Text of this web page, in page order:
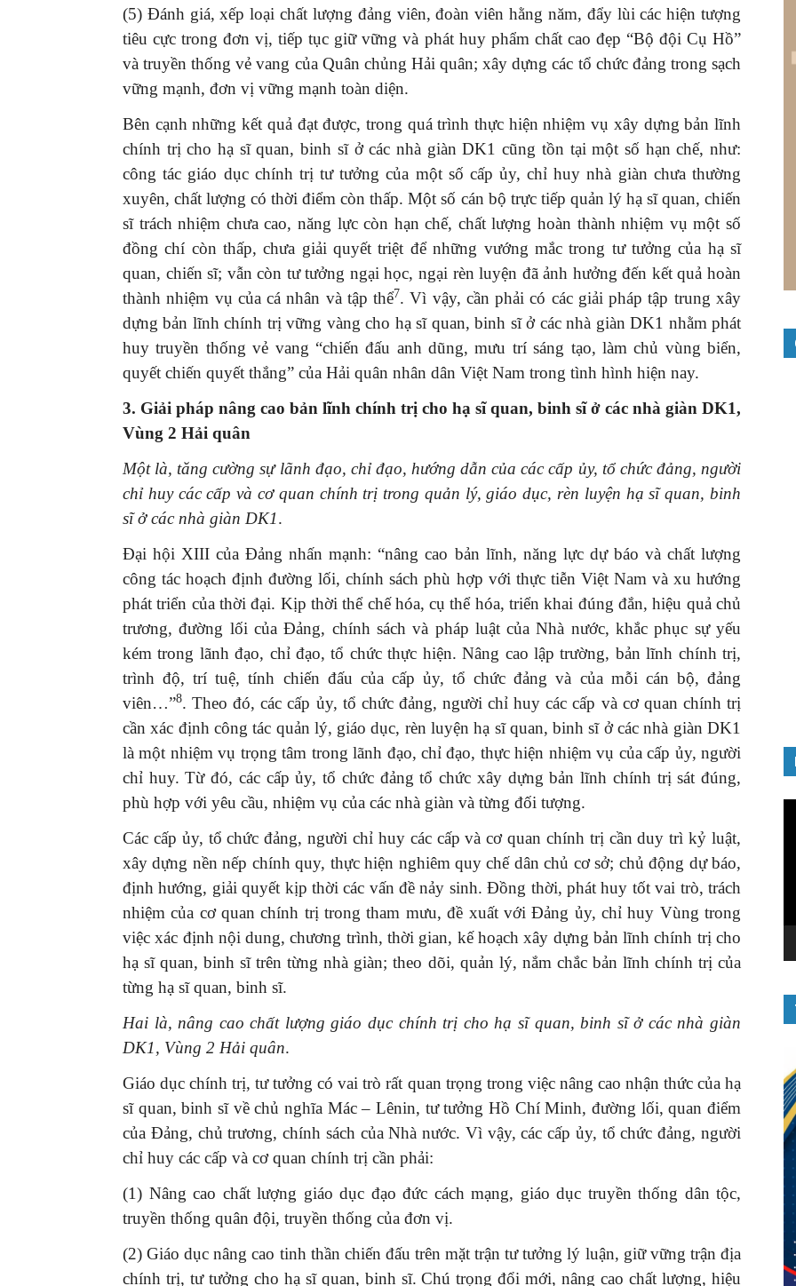
(5) Đánh giá, xếp loại chất lượng đảng viên, đoàn viên hằng năm, đẩy lùi các hiện tượng
tiêu cực trong đơn vị, tiếp tục giữ vững và phát huy phẩm chất cao đẹp “Bộ đội Cụ Hồ”
và truyền thống vẻ vang của Quân chủng Hải quân; xây dựng các tổ chức đảng trong sạch
vững mạnh, đơn vị vững mạnh toàn diện.
Bên cạnh những kết quả đạt được, trong quá trình thực hiện nhiệm vụ xây dựng bản lĩnh
chính trị cho hạ sĩ quan, binh sĩ ở các nhà giàn DK1 cũng tồn tại một số hạn chế, như:
công tác giáo dục chính trị tư tưởng của một số cấp ủy, chỉ huy nhà giàn chưa thường
xuyên, chất lượng có thời điểm còn thấp. Một số cán bộ trực tiếp quản lý hạ sĩ quan, chiến
sĩ trách nhiệm chưa cao, năng lực còn hạn chế, chất lượng hoàn thành nhiệm vụ một số
đồng chí còn thấp, chưa giải quyết triệt để những vướng mắc trong tư tưởng của hạ sĩ
quan, chiến sĩ; vẫn còn tư tưởng ngại học, ngại rèn luyện đã ảnh hưởng đến kết quả hoàn
thành nhiệm vụ của cá nhân và tập thể7. Vì vậy, cần phải có các giải pháp tập trung xây
dựng bản lĩnh chính trị vững vàng cho hạ sĩ quan, binh sĩ ở các nhà giàn DK1 nhằm phát
huy truyền thống vẻ vang “chiến đấu anh dũng, mưu trí sáng tạo, làm chủ vùng biển,
quyết chiến quyết thắng” của Hải quân nhân dân Việt Nam trong tình hình hiện nay.
3. Giải pháp nâng cao bản lĩnh chính trị cho hạ sĩ quan, binh sĩ ở các nhà giàn DK1,
Vùng 2 Hải quân
Một là, tăng cường sự lãnh đạo, chỉ đạo, hướng dẫn của các cấp ủy, tổ chức đảng, người
chỉ huy các cấp và cơ quan chính trị trong quản lý, giáo dục, rèn luyện hạ sĩ quan, binh
sĩ ở các nhà giàn DK1.
Đại hội XIII của Đảng nhấn mạnh: “nâng cao bản lĩnh, năng lực dự báo và chất lượng
công tác hoạch định đường lối, chính sách phù hợp với thực tiễn Việt Nam và xu hướng
phát triển của thời đại. Kịp thời thể chế hóa, cụ thể hóa, triển khai đúng đắn, hiệu quả chủ
trương, đường lối của Đảng, chính sách và pháp luật của Nhà nước, khắc phục sự yếu
kém trong lãnh đạo, chỉ đạo, tổ chức thực hiện. Nâng cao lập trường, bản lĩnh chính trị,
trình độ, trí tuệ, tính chiến đấu của cấp ủy, tổ chức đảng và của mỗi cán bộ, đảng
viên…”8. Theo đó, các cấp ủy, tổ chức đảng, người chỉ huy các cấp và cơ quan chính trị
cần xác định công tác quản lý, giáo dục, rèn luyện hạ sĩ quan, binh sĩ ở các nhà giàn DK1
là một nhiệm vụ trọng tâm trong lãnh đạo, chỉ đạo, thực hiện nhiệm vụ của cấp ủy, người
chỉ huy. Từ đó, các cấp ủy, tổ chức đảng tổ chức xây dựng bản lĩnh chính trị sát đúng,
phù hợp với yêu cầu, nhiệm vụ của các nhà giàn và từng đối tượng.
Các cấp ủy, tổ chức đảng, người chỉ huy các cấp và cơ quan chính trị cần duy trì kỷ luật,
xây dựng nền nếp chính quy, thực hiện nghiêm quy chế dân chủ cơ sở; chủ động dự báo,
định hướng, giải quyết kịp thời các vấn đề nảy sinh. Đồng thời, phát huy tốt vai trò, trách
nhiệm của cơ quan chính trị trong tham mưu, đề xuất với Đảng ủy, chỉ huy Vùng trong
việc xác định nội dung, chương trình, thời gian, kế hoạch xây dựng bản lĩnh chính trị cho
hạ sĩ quan, binh sĩ trên từng nhà giàn; theo dõi, quản lý, nắm chắc bản lĩnh chính trị của
từng hạ sĩ quan, binh sĩ.
Hai là, nâng cao chất lượng giáo dục chính trị cho hạ sĩ quan, binh sĩ ở các nhà giàn
DK1, Vùng 2 Hải quân.
Giáo dục chính trị, tư tưởng có vai trò rất quan trọng trong việc nâng cao nhận thức của hạ
sĩ quan, binh sĩ về chủ nghĩa Mác – Lênin, tư tưởng Hồ Chí Minh, đường lối, quan điểm
của Đảng, chủ trương, chính sách của Nhà nước. Vì vậy, các cấp ủy, tổ chức đảng, người
chỉ huy các cấp và cơ quan chính trị cần phải:
(1) Nâng cao chất lượng giáo dục đạo đức cách mạng, giáo dục truyền thống dân tộc,
truyền thống quân đội, truyền thống của đơn vị.
(2) Giáo dục nâng cao tinh thần chiến đấu trên mặt trận tư tưởng lý luận, giữ vững trận địa
chính trị, tư tưởng cho hạ sĩ quan, binh sĩ. Chú trọng đổi mới, nâng cao chất lượng, hiệu
GIỚI THIỆU SÁCH
Ra mắt ba cuốn sách ảnh chào
mừng Đại hội XIV của Đảng
16/01/2026
GIỚI THIỆU SÁCH
Quản trị nhân tài – Từ lý thuyết
đến thực tiễn
08/12/2025